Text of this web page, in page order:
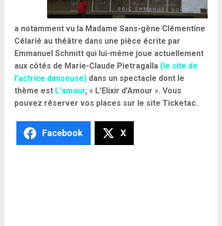
a notamment vu la Madame Sans-gène Clémentine
Célarié au théâtre dans une pièce écrite par
Emmanuel Schmitt qui lui-même joue actuellement
aux côtés de Marie-Claude Pietragalla (le site de
l’actrice danseuse)dans un spectacle dont le
thème est L’amour, « L’Elixir d’Amour ». Vous
pouvez réserver vos places sur le site Ticketac.
Facebook X